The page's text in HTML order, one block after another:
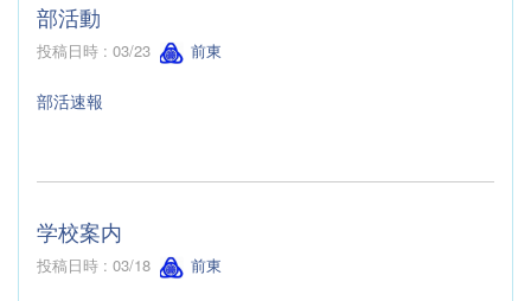
部活動
投稿日時 : 03/23 前東
部活速報
学校案内
投稿日時 : 03/18 前東